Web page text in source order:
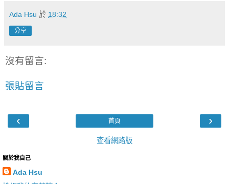
Ada Hsu 於 18:32
分享
沒有留言:
張貼留言
‹ ›
首頁
查看網路版
關於我自己
Ada Hsu